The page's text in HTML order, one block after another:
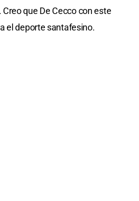
que De Cecco con este
el deporte santafesino.